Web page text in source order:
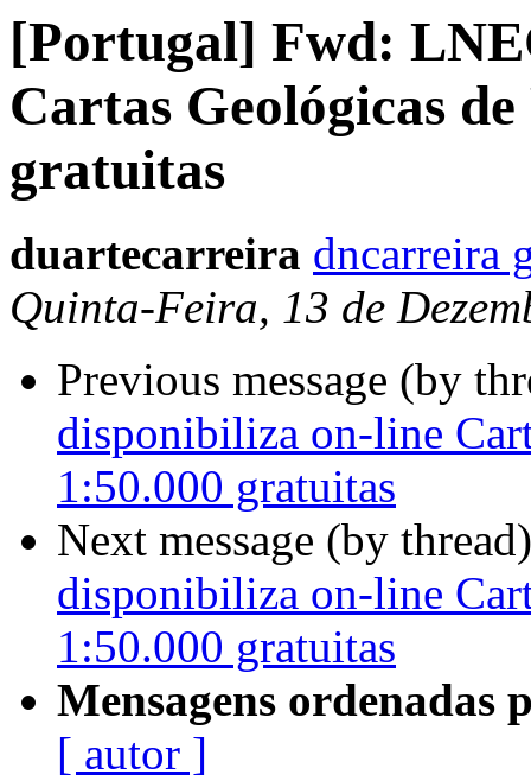
[Portugal] Fwd:
Cartas Geológicas
gratuitas
duartecarreira dncarreira
Quinta-Feira, 13 de
Previous message (by
disponibiliza on-line
1:50.000 gratuitas
Next message (by
disponibiliza on-line
1:50.000 gratuitas
Mensagens ordenadas
[ autor ]